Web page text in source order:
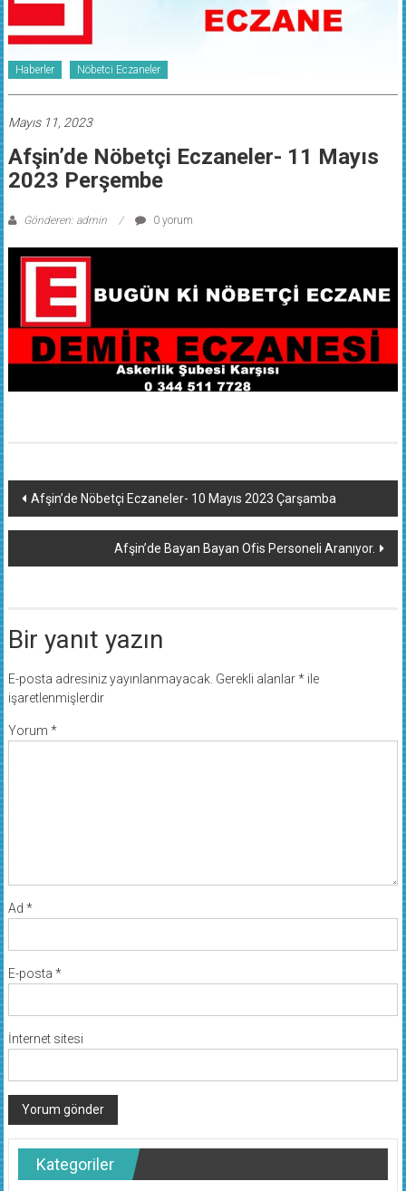
Haberler Nöbetci Eczaneler
Mayıs 11, 2023
Afşin’de Nöbetçi Eczaneler- 11 Mayıs
2023 Perşembe
Gönderen: admin 0 yorum
Yazı
dolaşımı
Afşin’de Nöbetçi Eczaneler- 10 Mayıs 2023 Çarşamba
Afşin’de Bayan Bayan Ofis Personeli Aranıyor.
Bir yanıt yazın
E-posta adresiniz yayınlanmayacak. Gerekli alanlar*ile
işaretlenmişlerdir
Yorum *
Ad *
E-posta *
İnternet sitesi
Kategoriler